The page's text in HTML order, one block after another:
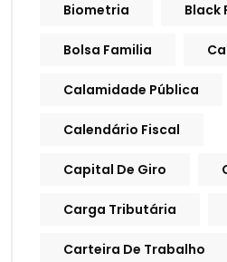
Biometria Black
Bolsa Familia
Calamidade Pública
Calendário Fiscal
Capital De Giro
Carga Tributária
Carteira De Trabalho